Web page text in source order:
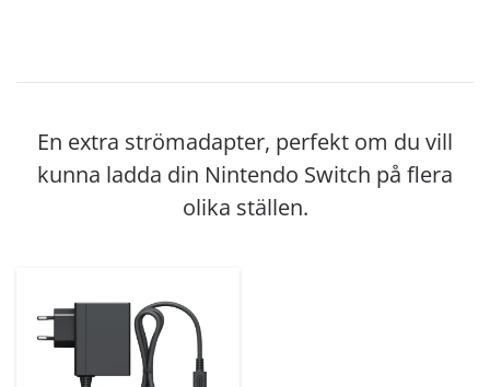
En extra strömadapter, perfekt om du vill
kunna ladda din Nintendo Switch på flera
olika ställen.